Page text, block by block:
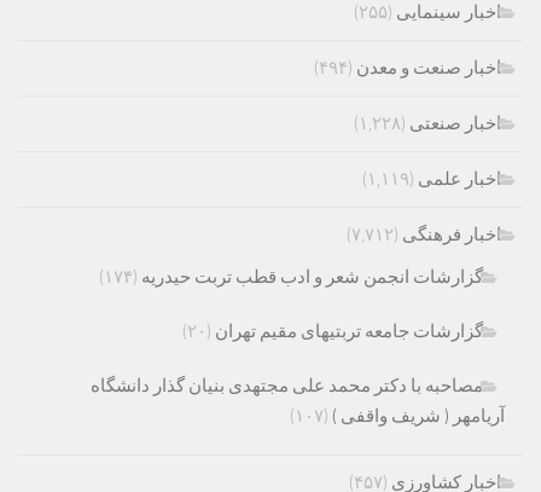
اخبار سینمایی (۲۵۵)
اخبار صنعت و معدن (۴۹۴)
اخبار صنعتی (۱,۲۲۸)
اخبار علمی (۱,۱۱۹)
اخبار فرهنگی (۷,۷۱۲)
گزارشات انجمن شعر و ادب قطب تربت حیدریه (۱۷۴)
گزارشات جامعه تربتیهای مقیم تهران (۲۰)
مصاحبه با دکتر محمد علی مجتهدی بنیان گذار دانشگاه
آریامهر ( شریف واقفی ) (۱۰۷)
اخبار کشاورزی (۴۵۷)